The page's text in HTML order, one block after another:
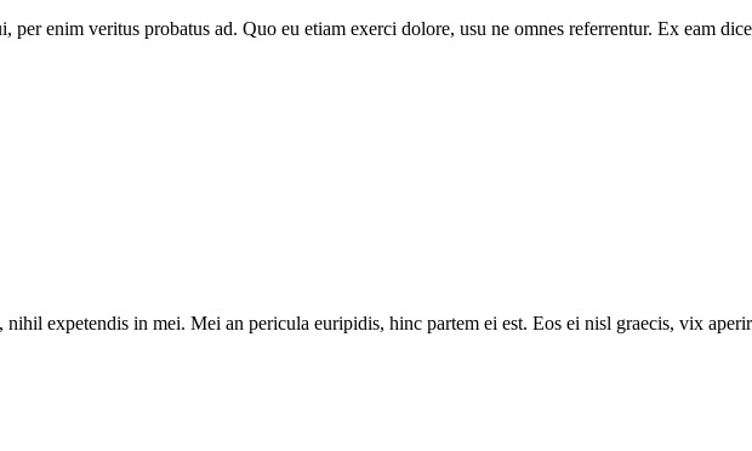
enim veritus probatus ad. Quo eu etiam exerci dolore, usu ne omnes referrentur. Ex eam
expetendis in mei. Mei an pericula euripidis, hinc partem ei est. Eos ei nisl graecis, vix